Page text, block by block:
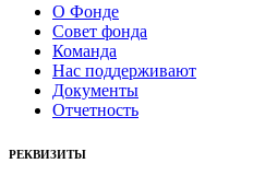
О Фонде
Совет фонда
Команда
Нас поддерживают
Документы
Отчетность
РЕКВИЗИТЫ